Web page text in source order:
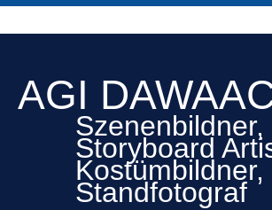
AGI
Szenenbildner,
Storyboard
Kostümbildner,
Standfotograf